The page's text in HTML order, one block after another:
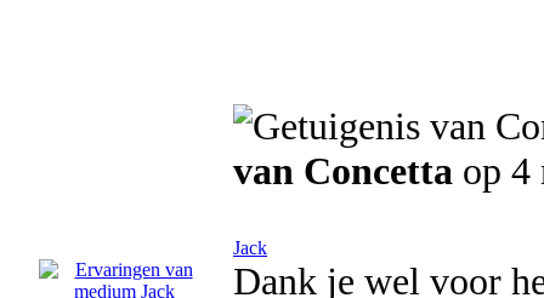
van Concetta op 4
Jack
Dank je wel voor